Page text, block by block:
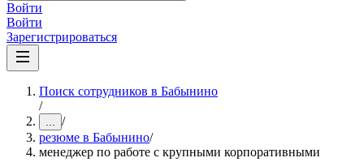
Войти
Войти
Зарегистрироваться
Поиск сотрудников в Бабынино
/
... /
резюме в Бабынино/
менеджер по работе с крупными корпоративными